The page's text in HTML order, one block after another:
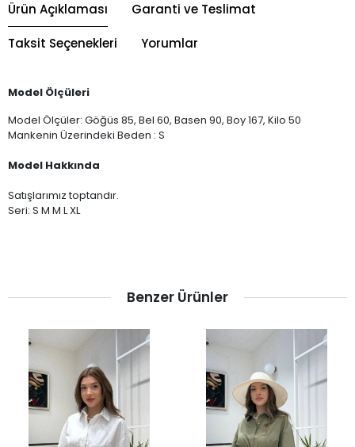
Ürün Açıklaması Garanti ve Teslimat
Taksit Seçenekleri Yorumlar
Model Ölçüleri
Model Ölçüler: Göğüs 85, Bel 60, Basen 90, Boy 167, Kilo 50
Mankenin Üzerindeki Beden : S
Model Hakkında
Satışlarımız toptandır.
Seri: S M M L XL
Benzer Ürünler